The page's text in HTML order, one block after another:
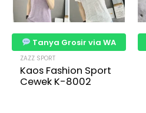
Tanya Grosir via WA
ZAZZ SPORT
Kaos Fashion Sport
Cewek K-8002